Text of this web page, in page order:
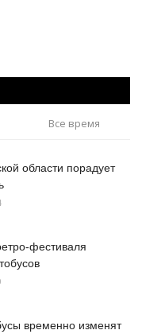
Все время
области порадует
фестиваля
временно изменят